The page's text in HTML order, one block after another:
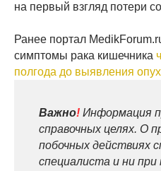
на первый взгляд потери
Ранее портал
симптомы рака кишечника
полгода до выявления
Важно! Информация
справочных целях. О
побочных действиях
специалиста и ни при